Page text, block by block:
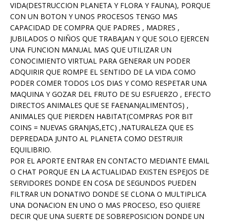
VIDA(DESTRUCCION PLANETA Y FLORA Y FAUNA), PORQUE
CON UN BOTON Y UNOS PROCESOS TENGO MAS
CAPACIDAD DE COMPRA QUE PADRES , MADRES ,
JUBILADOS O NIÑOS QUE TRABAJAN Y QUE SOLO EJERCEN
UNA FUNCION MANUAL MAS QUE UTILIZAR UN
CONOCIMIENTO VIRTUAL PARA GENERAR UN PODER
ADQUIRIR QUE ROMPE EL SENTIDO DE LA VIDA COMO
PODER COMER TODOS LOS DIAS Y COMO RESPETAR UNA
MAQUINA Y GOZAR DEL FRUTO DE SU ESFUERZO , EFECTO
DIRECTOS ANIMALES QUE SE FAENAN(ALIMENTOS) ,
ANIMALES QUE PIERDEN HABITAT(COMPRAS POR BIT
COINS = NUEVAS GRANJAS,ETC) ,NATURALEZA QUE ES
DEPREDADA JUNTO AL PLANETA COMO DESTRUIR
EQUILIBRIO.
POR EL APORTE ENTRAR EN CONTACTO MEDIANTE EMAIL
O CHAT PORQUE EN LA ACTUALIDAD EXISTEN ESPEJOS DE
SERVIDORES DONDE EN COSA DE SEGUNDOS PUEDEN
FILTRAR UN DONATIVO DONDE SE CLONA O MULTIPLICA
UNA DONACION EN UNO O MAS PROCESO, ESO QUIERE
DECIR QUE UNA SUERTE DE SOBREPOSICION DONDE UN